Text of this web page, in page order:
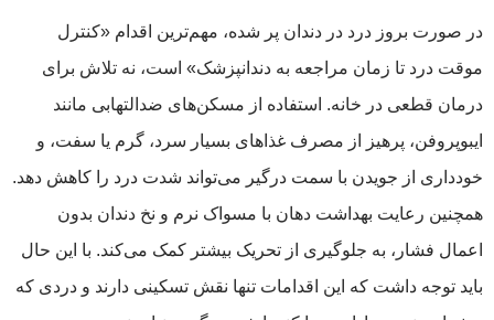
در صورت بروز درد در دندان پر شده، مهم‌ترین اقدام «کنترل
موقت درد تا زمان مراجعه به دندانپزشک» است، نه تلاش برای
درمان قطعی در خانه. استفاده از مسکن‌های ضدالتهابی مانند
ایبوپروفن، پرهیز از مصرف غذاهای بسیار سرد، گرم یا سفت، و
خودداری از جویدن با سمت درگیر می‌تواند شدت درد را کاهش دهد.
همچنین رعایت بهداشت دهان با مسواک نرم و نخ دندان بدون
اعمال فشار، به جلوگیری از تحریک بیشتر کمک می‌کند. با این حال
باید توجه داشت که این اقدامات تنها نقش تسکینی دارند و دردی که